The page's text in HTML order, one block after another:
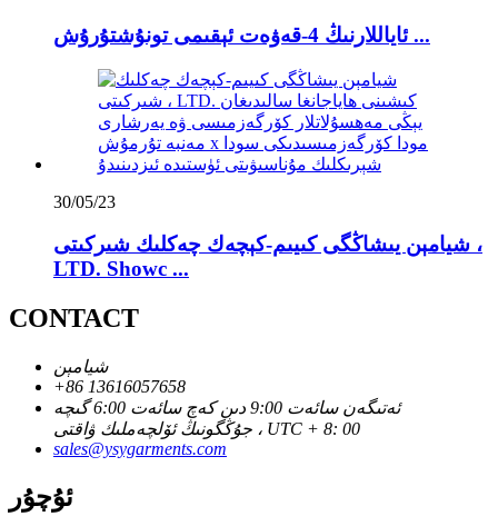
ئاياللارنىڭ 4-قەۋەت ئېقىمى تونۇشتۇرۇش ...
30/05/23
شيامېن يىشاڭگى كىيىم-كېچەك چەكلىك شىركىتى ،
LTD. Showc ...
CONTACT
شيامېن
+86 13616057658
ئەتىگەن سائەت 9:00 دىن كەچ سائەت 6:00 گىچە
جۇڭگونىڭ ئۆلچەملىك ۋاقتى ، UTC + 8: 00
sales@ysygarments.com
ئۇچۇر